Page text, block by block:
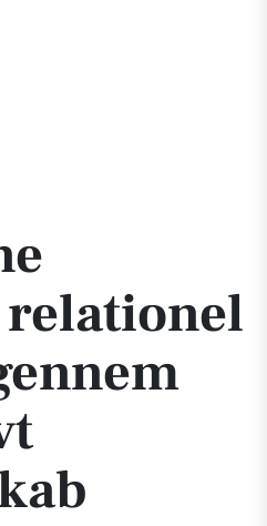
relationel velfærd gennem innovativt